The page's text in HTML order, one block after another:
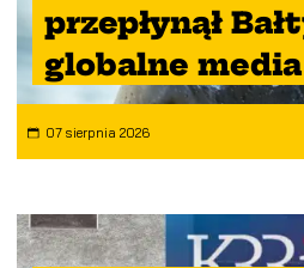
przepłynął
globalne media
07 sierpnia 2026